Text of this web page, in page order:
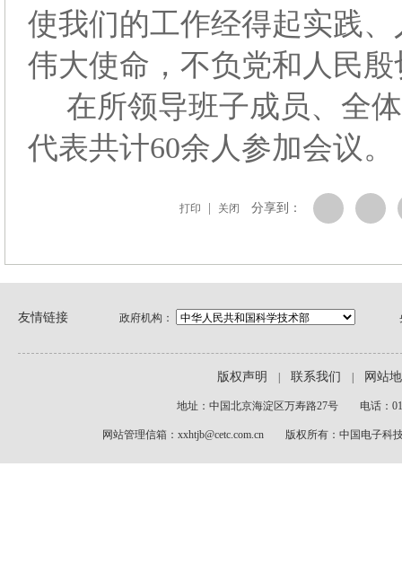
使我们的工作经得起实践
伟大使命，不负党和人民
在所领导班子成员、全
代表共计60余人参加会议。
打印 关闭 分享到：
友情链接 政府机构：
版权声明 联系我们 网站
地址：中国北京海淀区万寿路27号 电话：
网站管理信箱：xxhtjb@cetc.com.cn 版权所有：中国电子